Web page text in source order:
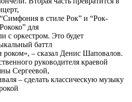
в стиле Рок” и “Рок-
для
с оркестром. Это будет
баттл
роком», – сказал Денис Шаповалов.
руководителя краевой
Сергеевой,
– сделать классическую музыку